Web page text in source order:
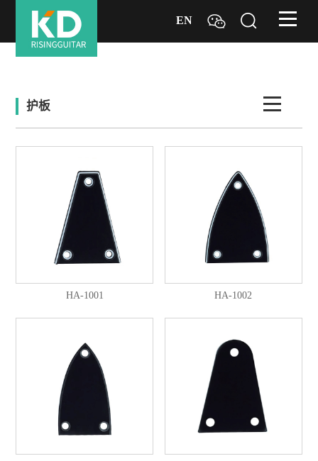
EN
护板
HA-1001 HA-1002